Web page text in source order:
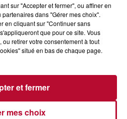
sur "Accepter et fermer", ou affiner en
dans "Gérer mes choix".
en cliquant sur "Continuer sans
que pour ce site. Vous
retirer votre consentement à tout
situé en bas de chaque page.
mes choix
et fermer